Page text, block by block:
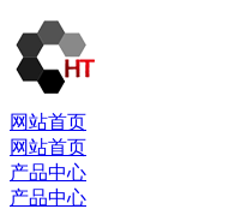
网站首页
网站首页
产品中心
产品中心